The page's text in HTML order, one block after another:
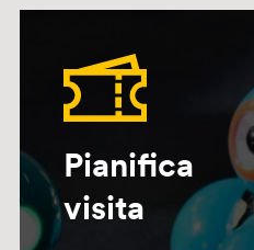
Pianifica
visita